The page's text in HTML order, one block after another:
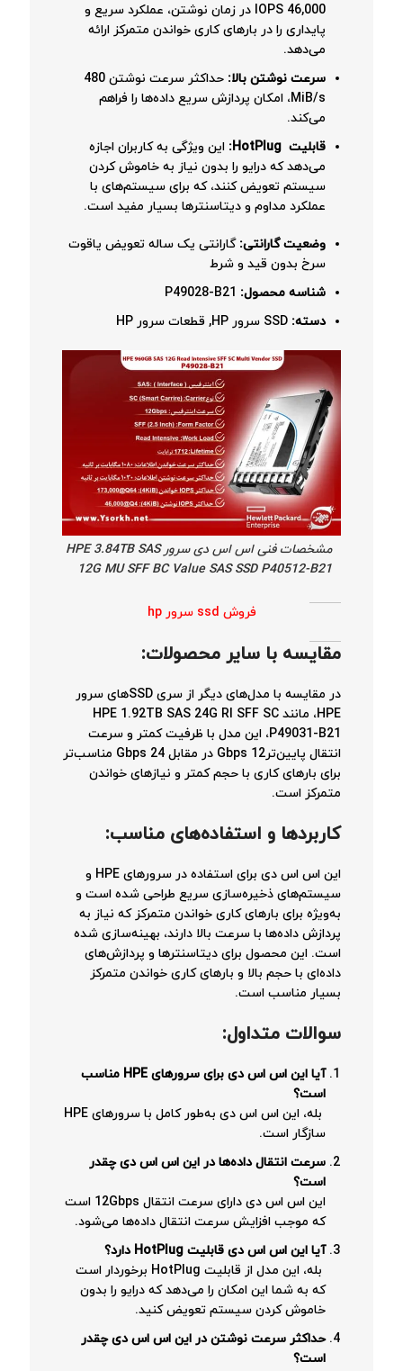
46,000 IOPS در زمان نوشتن، عملکرد سریع و
پایداری را در بارهای کاری خواندن متمرکز ارائه
می‌دهد.
سرعت نوشتن بالا:
حداکثر سرعت نوشتن 480
MiB/s، امکان پردازش سریع داده‌ها را فراهم
می‌کند.
قابلیت
: این ویژگی به کاربران اجازه
می‌دهد که درایو را بدون نیاز به خاموش کردن
سیستم تعویض کنند، که برای سیستم‌های با
عملکرد مداوم و دیتاسنترها بسیار مفید است.
وضعیت گارانتی: گارانتی یک ساله تعویض یاقوت
سرخ بدون قید و شرط
شناسه محصول:
دسته:
مشخصات فنی اس اس دی سرور HPE 3.84TB SAS
12G MU SFF BC Value SAS SSD P40512-B21
فروش ssd سرور hp
مقایسه با سایر محصولات:
در مقایسه با مدل‌های دیگر از سری SSDهای سرور
HPE، مانند HPE 1.92TB SAS 24G RI SFF SC
P49031-B21، این مدل با ظرفیت کمتر و سرعت
انتقال پایین‌ترGbps 12 در مقابل Gbps 24 مناسب‌تر
برای بارهای کاری با حجم کمتر و نیازهای خواندن
متمرکز است.
کاربردها و استفاده‌های مناسب:
این اس اس دی برای استفاده در سرورهای HPE و
سیستم‌های ذخیره‌سازی سریع طراحی شده است و
به‌ویژه برای بارهای کاری خواندن متمرکز که نیاز به
پردازش داده‌ها با سرعت بالا دارند، بهینه‌سازی شده
است. این محصول برای دیتاسنترها و پردازش‌های
داده‌ای با حجم بالا و بارهای کاری خواندن متمرکز
بسیار مناسب است.
سوالات متداول:
آیا این اس اس دی برای سرورهای
مناسب
است؟
بله، این اس اس دی به‌طور کامل با سرورهای HPE
سازگار است.
سرعت انتقال داده‌ها در این اس اس دی چقدر
است؟
این اس اس دی دارای سرعت انتقال 12Gbps است
که موجب افزایش سرعت انتقال داده‌ها می‌شود.
آیا این اس اس دی قابلیت
دارد؟
بله، این مدل از قابلیت HotPlug برخوردار است
که به شما این امکان را می‌دهد که درایو را بدون
خاموش کردن سیستم تعویض کنید.
حداکثر سرعت نوشتن در این اس اس دی چقدر
است؟